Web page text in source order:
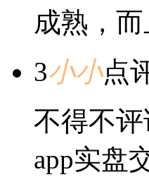
成熟，
3小小点
不得不
app实盘